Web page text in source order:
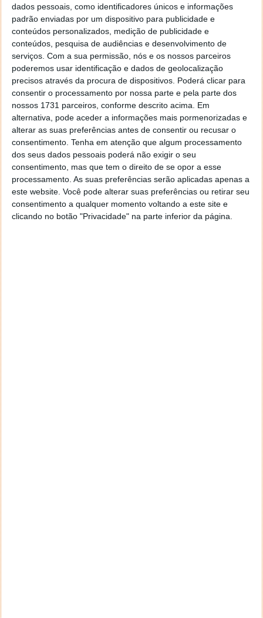
dados pessoais, como identificadores únicos e informações
padrão enviadas por um dispositivo para publicidade e
conteúdos personalizados, medição de publicidade e
conteúdos, pesquisa de audiências e desenvolvimento de
serviços. Com a sua permissão, nós e os nossos parceiros
poderemos usar identificação e dados de geolocalização
precisos através da procura de dispositivos. Poderá clicar para
consentir o processamento por nossa parte e pela parte dos
nossos 1731 parceiros, conforme descrito acima. Em
alternativa, pode aceder a informações mais pormenorizadas e
alterar as suas preferências antes de consentir ou recusar o
consentimento. Tenha em atenção que algum processamento
dos seus dados pessoais poderá não exigir o seu
consentimento, mas que tem o direito de se opor a esse
processamento. As suas preferências serão aplicadas apenas a
este website. Você pode alterar suas preferências ou retirar seu
consentimento a qualquer momento voltando a este site e
clicando no botão "Privacidade" na parte inferior da página.
Em seguida, com um simples controlador e com
recurso ao seu smartphone, as possibilidades de
iluminação são infinitas. Poderá mudar a cor,